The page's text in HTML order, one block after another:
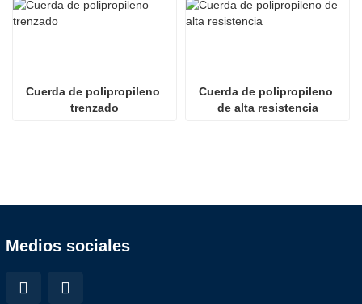
Cuerda de polipropileno
trenzado
Cuerda de polipropileno
de alta resistencia
Medios sociales